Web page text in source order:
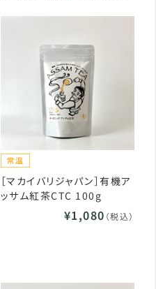
［マカイバリジャパン］有機ア
ッサム紅茶CTC 100g
¥1,080 （税込）